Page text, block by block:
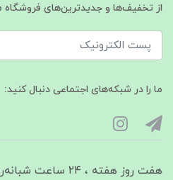
از تخفیف‌ها و جدیدترین‌های فروشگاه
ما را در شبکه‌های اجتماعی دنبال کنید:
هفت روز هفته ، ۲۴